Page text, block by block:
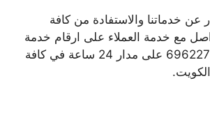
عن خدماتنا والاستفادة من كافة
مع خدمة العملاء على ارقام خدمة
كراج الصوابر 69622745 على مدار 24 ساعة في كافة